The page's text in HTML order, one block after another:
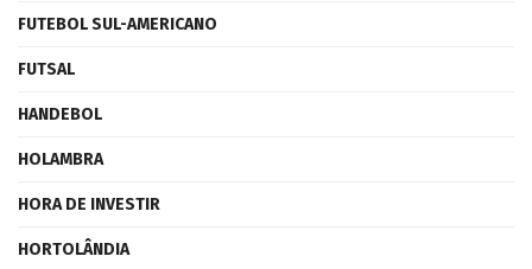
FUTEBOL SUL-AMERICANO
FUTSAL
HANDEBOL
HOLAMBRA
HORA DE INVESTIR
HORTOLÂNDIA